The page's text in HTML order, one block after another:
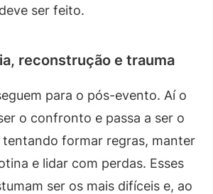
ser feito.
reconstrução e trauma
para o pós-evento. Aí o
o confronto e passa a ser o
tentando formar regras, manter
e lidar com perdas. Esses
ser os mais difíceis e, ao